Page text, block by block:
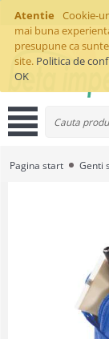
Atentie
Cookie-
mai buna
presupune ca
site. Politica de
OK
Pagina start Genti